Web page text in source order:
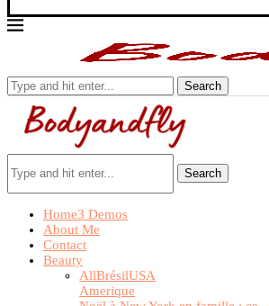
Search
Search
Home3 Demos
About Me
Contact
Beauty
AllBrésilUSA
Amerique